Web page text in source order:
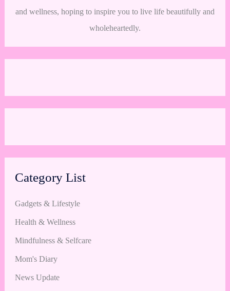
and wellness, hoping to inspire you to live life beautifully and
wholeheartedly.
Category List
Gadgets & Lifestyle
Health & Wellness
Mindfulness & Selfcare
Mom's Diary
News Update